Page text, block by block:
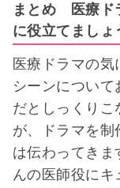
まとめ 医療ド
に役立てましょ
医療ドラマの
シーンについ
だとしっくりこ
が、ドラマを制
は伝わってきま
んの医師役に